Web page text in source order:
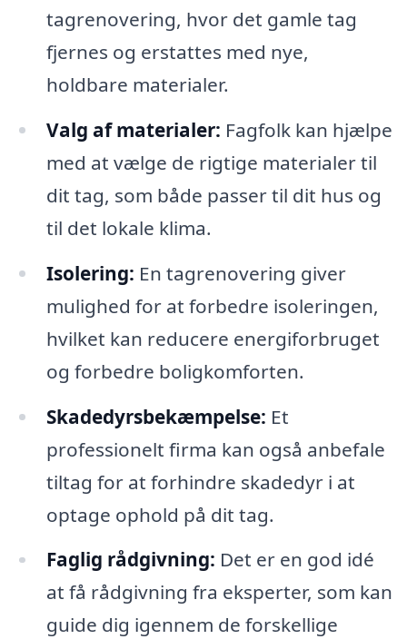
tagrenovering, hvor det gamle tag
fjernes og erstattes med nye,
holdbare materialer.
Valg af materialer: Fagfolk kan hjælpe
med at vælge de rigtige materialer til
dit tag, som både passer til dit hus og
til det lokale klima.
Isolering: En tagrenovering giver
mulighed for at forbedre isoleringen,
hvilket kan reducere energiforbruget
og forbedre boligkomforten.
Skadedyrsbekæmpelse: Et
professionelt firma kan også anbefale
tiltag for at forhindre skadedyr i at
optage ophold på dit tag.
Faglig rådgivning: Det er en god idé
at få rådgivning fra eksperter, som kan
guide dig igennem de forskellige